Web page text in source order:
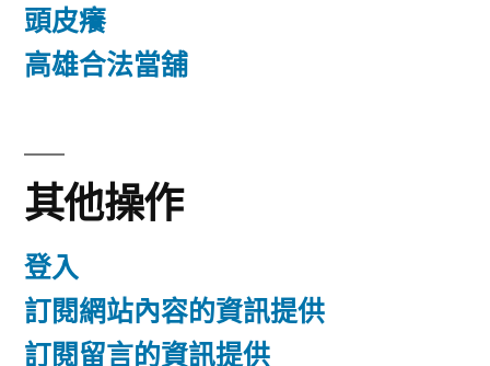
頭皮癢
高雄合法當舖
其他操作
登入
訂閱網站內容的資訊提供
訂閱留言的資訊提供